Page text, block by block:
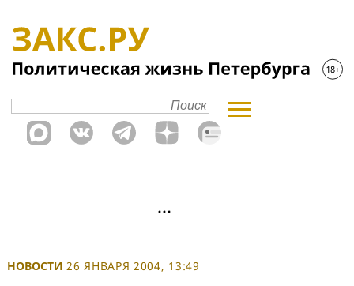
НОВОСТИ 26 ЯНВАРЯ 2004, 13:49